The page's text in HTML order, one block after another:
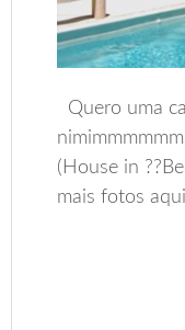
Quero uma
(House in
mais fotos